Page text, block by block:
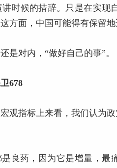
时候的措辞。只是在实
方面，中国可能得有保留地
是对内，“做好自己的事”。
678
观指标上来看，我们认为
良药，因为它是增量，最